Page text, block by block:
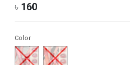
৳ 160
Color